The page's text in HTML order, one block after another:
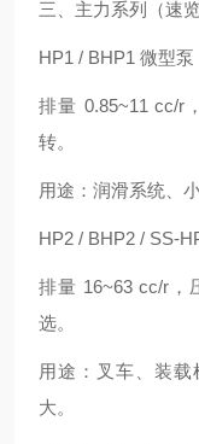
三、主力系列（速览
HP1 / BHP1 微型泵
排量 0.85~11 cc/r
转。
用途：润滑系统、
HP2 / BHP2 / SS-
排量 16~63 cc/r，
选。
用途：叉车、装
大。